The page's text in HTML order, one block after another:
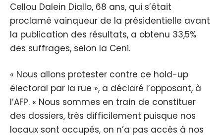
Cellou Dalein Diallo, 68 ans, qui s’était
proclamé vainqueur de la présidentielle avant
la publication des résultats, a obtenu 33,5%
des suffrages, selon la Ceni.
« Nous allons protester contre ce hold-up
électoral par la rue », a déclaré l’opposant, à
l’AFP. « Nous sommes en train de constituer
des dossiers, très difficilement puisque nos
locaux sont occupés, on n’a pas accès à nos